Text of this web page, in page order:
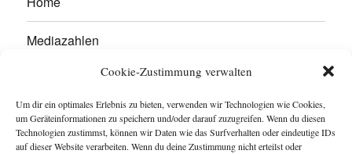
Cookie-Zustimmung verwalten
Um dir ein optimales Erlebnis zu bieten, verwenden wir Technologien wie Cookies,
um Geräteinformationen zu speichern und/oder darauf zuzugreifen. Wenn du diesen
Technologien zustimmst, können wir Daten wie das Surfverhalten oder eindeutige IDs
auf dieser Website verarbeiten. Wenn du deine Zustimmung nicht erteilst oder
Mediazahlen
Werben Sie hier!
Kontakt